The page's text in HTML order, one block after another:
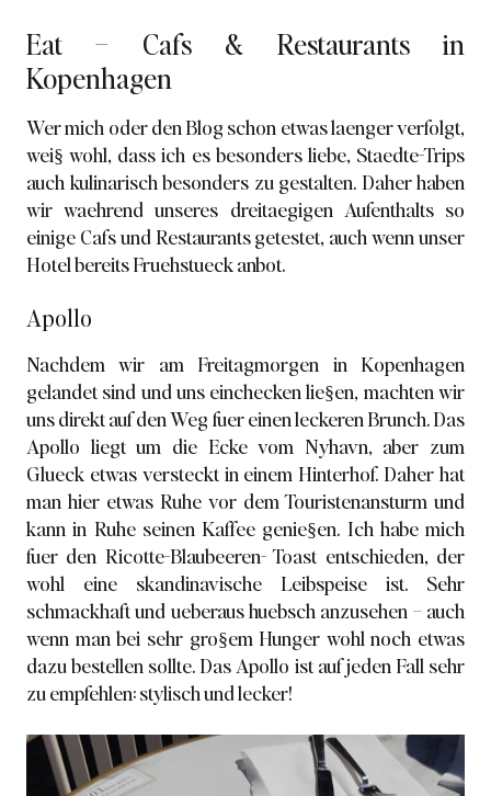
Eat – Cafs & Restaurants in
Kopenhagen
Wer mich oder den Blog schon etwas laenger verfolgt,
wei§ wohl, dass ich es besonders liebe, Staedte-Trips
auch kulinarisch besonders zu gestalten. Daher haben
wir waehrend unseres dreitaegigen Aufenthalts so
einige Cafs und Restaurants getestet, auch wenn unser
Hotel bereits Fruehstueck anbot.
Apollo
Nachdem wir am Freitagmorgen in Kopenhagen
gelandet sind und uns einchecken lie§en, machten wir
uns direkt auf den Weg fuer einen leckeren Brunch. Das
Apollo liegt um die Ecke vom Nyhavn, aber zum
Glueck etwas versteckt in einem Hinterhof. Daher hat
man hier etwas Ruhe vor dem Touristenansturm und
kann in Ruhe seinen Kaffee genie§en. Ich habe mich
fuer den Ricotte-Blaubeeren- Toast entschieden, der
wohl eine skandinavische Leibspeise ist. Sehr
schmackhaft und ueberaus huebsch anzusehen – auch
wenn man bei sehr gro§em Hunger wohl noch etwas
dazu bestellen sollte. Das Apollo ist auf jeden Fall sehr
zu empfehlen: stylisch und lecker!